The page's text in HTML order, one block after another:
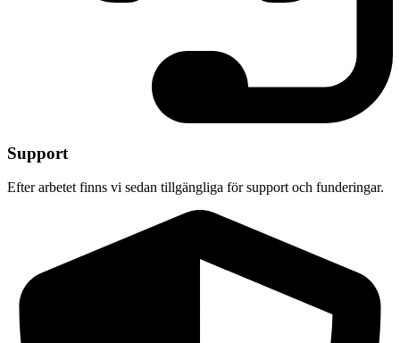
Support
Efter arbetet finns vi sedan tillgängliga för support och funderingar.